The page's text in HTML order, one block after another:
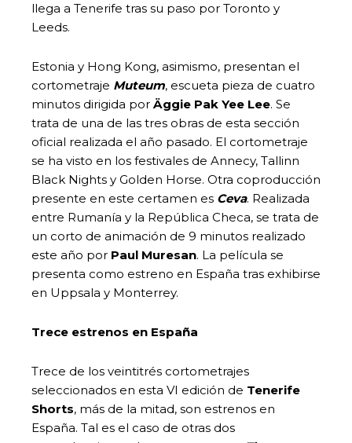
llega a Tenerife tras su paso por Toronto y
Leeds.
Estonia y Hong Kong, asimismo, presentan el
cortometraje Muteum, escueta pieza de cuatro
minutos dirigida porÄggie Pak Yee Lee. Se
trata de una de las tres obras de esta sección
oficial realizada el año pasado. El cortometraje
se ha visto en los festivales de Annecy, Tallinn
Black Nights y Golden Horse. Otra coproducción
presente en este certamen es Ceva. Realizada
entre Rumanía y la República Checa, se trata de
un corto de animación de 9 minutos realizado
este año por Paul Muresan. La película se
presenta como estreno en España tras exhibirse
en Uppsala y Monterrey.
Trece estrenos en España
Trece de los veintitrés cortometrajes
seleccionados en esta VI edición de Tenerife
Shorts, más de la mitad, son estrenos en
España. Tal es el caso de otras dos